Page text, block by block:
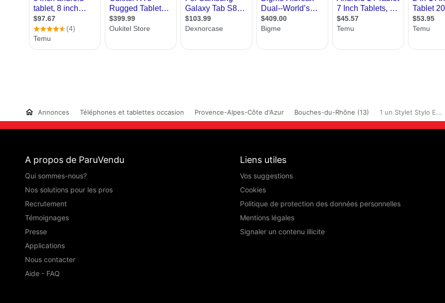
Annonces Téléphones et tablettes occasion Provence-Alpes-Côte d'Azur Bouches-du-Rhône (13) 1 un Stylet Stylo E...
A propos de ParuVendu
Qui sommes-nous?
Nos solutions pour les pros
Recrutement
Témoignages
Presse
Applications
Nous contacter
Aide - FAQ
Liens utiles
Vos suggestions
Cookies
Politique de protection des données personnelles
Mentions légales
Signaler un contenu illicite